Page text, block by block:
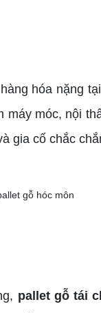
hóa nặng
móc, nội
gia cố chắc
pallet gỗ tái